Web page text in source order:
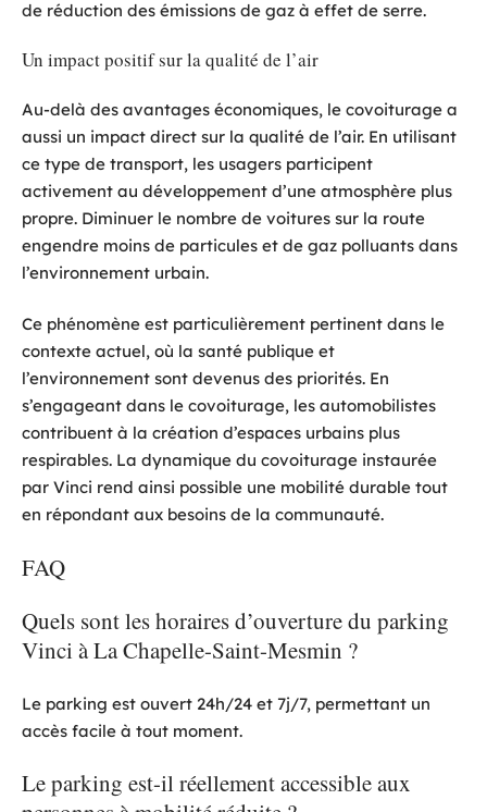
de réduction des émissions de gaz à effet de serre.
Un impact positif sur la qualité de l’air
Au-delà des avantages économiques, le covoiturage a
aussi un impact direct sur la qualité de l’air. En utilisant
ce type de transport, les usagers participent
activement au développement d’une atmosphère plus
propre. Diminuer le nombre de voitures sur la route
engendre moins de particules et de gaz polluants dans
l’environnement urbain.
Ce phénomène est particulièrement pertinent dans le
contexte actuel, où la santé publique et
l’environnement sont devenus des priorités. En
s’engageant dans le covoiturage, les automobilistes
contribuent à la création d’espaces urbains plus
respirables. La dynamique du covoiturage instaurée
par Vinci rend ainsi possible une mobilité durable tout
en répondant aux besoins de la communauté.
FAQ
Quels sont les horaires d’ouverture du parking
Vinci à La Chapelle-Saint-Mesmin ?
Le parking est ouvert 24h/24 et 7j/7, permettant un
accès facile à tout moment.
Le parking est-il réellement accessible aux